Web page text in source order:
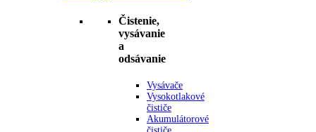
Čistenie,
vysávanie
a
odsávanie
Vysávače
Vysokotlakové
čističe
Akumulátorové